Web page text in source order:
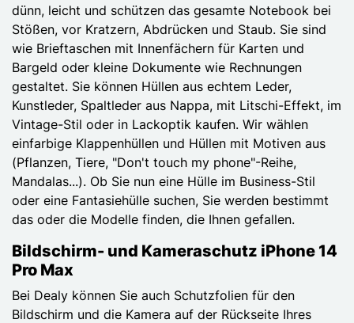
dünn, leicht und schützen das gesamte Notebook bei
Stößen, vor Kratzern, Abdrücken und Staub. Sie sind
wie Brieftaschen mit Innenfächern für Karten und
Bargeld oder kleine Dokumente wie Rechnungen
gestaltet. Sie können Hüllen aus echtem Leder,
Kunstleder, Spaltleder aus Nappa, mit Litschi-Effekt, im
Vintage-Stil oder in Lackoptik kaufen. Wir wählen
einfarbige Klappenhüllen und Hüllen mit Motiven aus
(Pflanzen, Tiere, "Don't touch my phone"-Reihe,
Mandalas...). Ob Sie nun eine Hülle im Business-Stil
oder eine Fantasiehülle suchen, Sie werden bestimmt
das oder die Modelle finden, die Ihnen gefallen.
Bildschirm- und Kameraschutz iPhone 14
Pro Max
Bei Dealy können Sie auch Schutzfolien für den
Bildschirm und die Kamera auf der Rückseite Ihres